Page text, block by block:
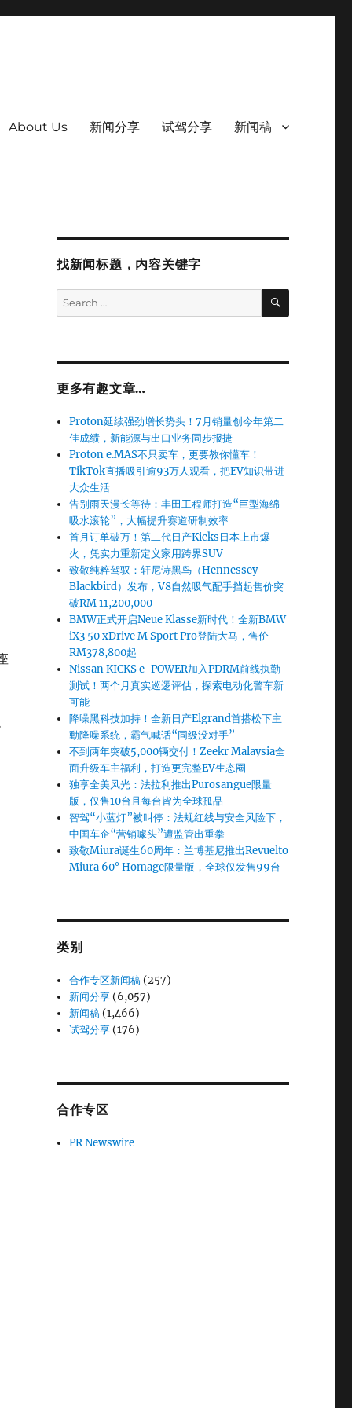
About Us 新闻分享 试驾分享 新闻稿
找新闻标题，内容关键字
Search
for:
SEARCH
更多有趣文章…
Proton延续强劲增长势头！7月销量创今年第二
佳成绩，新能源与出口业务同步报捷
Proton e.MAS不只卖车，更要教你懂车！
TikTok直播吸引逾93万人观看，把EV知识带进
大众生活
告别雨天漫长等待：丰田工程师打造“巨型海绵
吸水滚轮”，大幅提升赛道研制效率
首月订单破万！第二代日产Kicks日本上市爆
火，凭实力重新定义家用跨界SUV
致敬纯粹驾驭：轩尼诗黑鸟（Hennessey
Blackbird）发布，V8自然吸气配手挡起售价突
破RM 11,200,000
BMW正式开启Neue Klasse新时代！全新BMW
iX3 50 xDrive M Sport Pro登陆大马，售价
RM378,800起
Nissan KICKS e-POWER加入PDRM前线执勤
测试！两个月真实巡逻评估，探索电动化警车新
可能
降噪黑科技加持！全新日产Elgrand首搭松下主
動降噪系统，霸气喊话“同级没对手”
不到两年突破5,000辆交付！Zeekr Malaysia全
面升级车主福利，打造更完整EV生态圈
独享全美风光：法拉利推出Purosangue限量
版，仅售10台且每台皆为全球孤品
智驾“小蓝灯”被叫停：法规红线与安全风险下，
中国车企“营销噱头”遭监管出重拳
致敬Miura诞生60周年：兰博基尼推出Revuelto
Miura 60° Homage限量版，全球仅发售99台
类别
合作专区新闻稿 (257)
新闻分享 (6,057)
新闻稿 (1,466)
试驾分享 (176)
合作专区
PR Newswire